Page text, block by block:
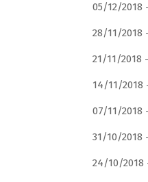
05/12/2018 -
28/11/2018 -
21/11/2018 -
14/11/2018
07/11/2018 -
31/10/2018 -
24/10/2018